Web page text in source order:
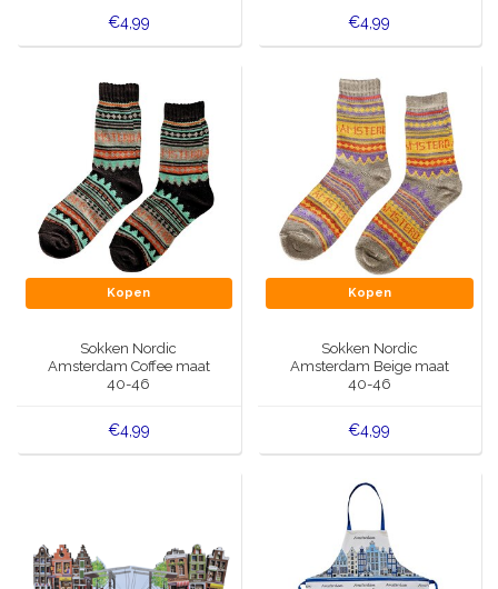
€4,99 €4,99
Kopen
Sokken Nordic
Amsterdam Coffee maat
40-46
€4,99
Kopen
Sokken Nordic
Amsterdam Beige maat
40-46
€4,99